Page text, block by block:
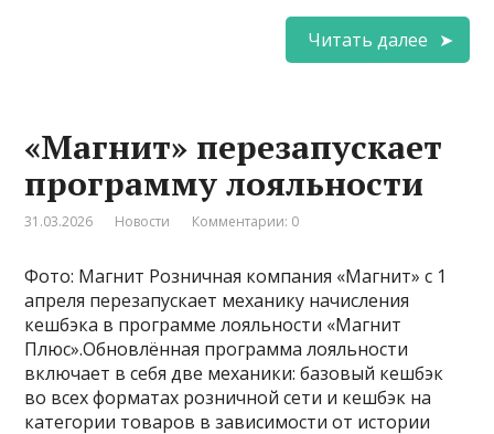
Читать далее
«Магнит» перезапускает
программу лояльности
31.03.2026 Новости Комментарии: 0
Фото: Магнит Розничная компания «Магнит» с 1
апреля перезапускает механику начисления
кешбэка в программе лояльности «Магнит
Плюс».Обновлённая программа лояльности
включает в себя две механики: базовый кешбэк
во всех форматах розничной сети и кешбэк на
категории товаров в зависимости от истории